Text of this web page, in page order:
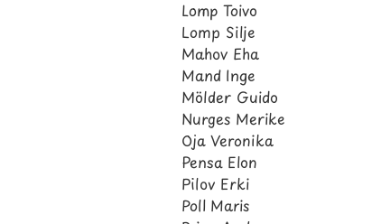
Lomp Toivo
Lomp Silje
Mahov Eha
Mand Inge
Mölder Guido
Nurges Merike
Oja Veronika
Pensa Elon
Pilov Erki
Poll Maris